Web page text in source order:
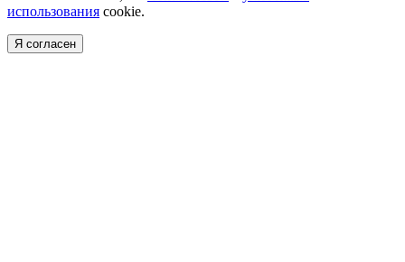
использования cookie.
Я согласен